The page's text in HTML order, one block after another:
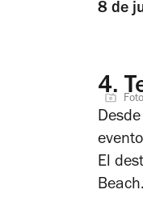
8 de
4.
El